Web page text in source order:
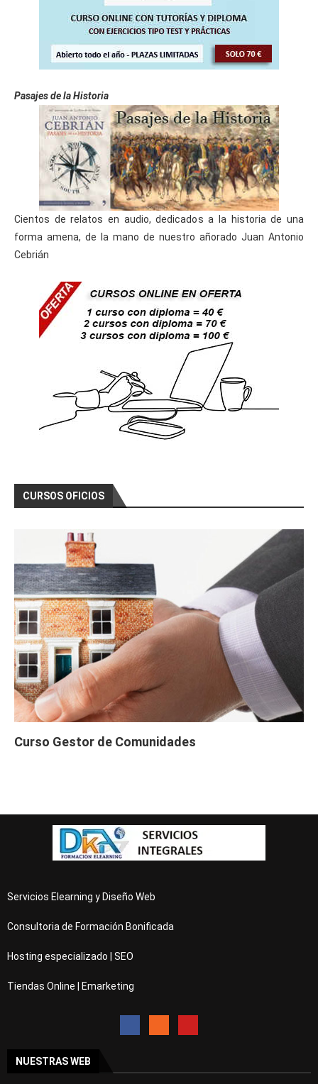
Pasajes de la Historia
Cientos de relatos en audio, dedicados a la historia de una
forma amena, de la mano de nuestro añorado Juan Antonio
Cebrián
CURSOS OFICIOS
Curso Gestor de Comunidades
Servicios Elearning y Diseño Web
Consultoria de Formación Bonificada
Hosting especializado | SEO
Tiendas Online | Emarketing
NUESTRAS WEB